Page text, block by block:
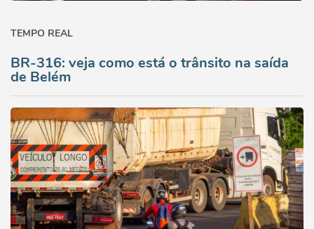
TEMPO REAL
BR-316: veja como está o trânsito na saída
de Belém